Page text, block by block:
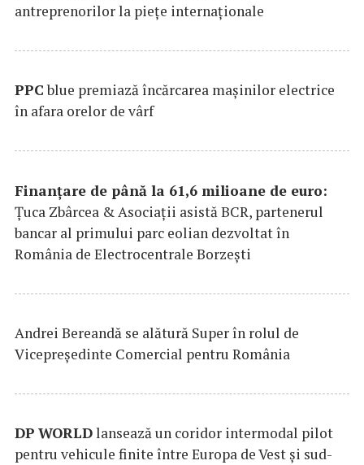
antreprenorilor la pieţe internaţionale
PPCblue premiază încărcarea maşinilor electrice
în afara orelor de vârf
Finanțare de până la 61,6 milioane de euro:
Țuca Zbârcea & Asociații asistă BCR, partenerul
bancar al primului parc eolian dezvoltat în
România de Electrocentrale Borzești
Andrei Bereandă se alătură Super în rolul de
Vicepreședinte Comercial pentru România
DP WORLDlansează un coridor intermodal pilot
pentru vehicule finite între Europa de Vest și sud-